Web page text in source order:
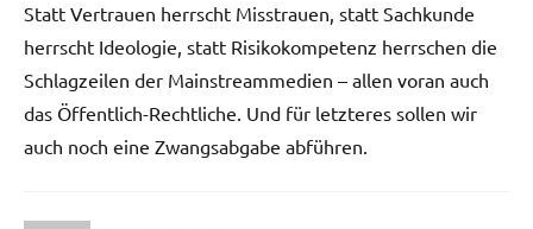
Statt Vertrauen herrscht Misstrauen, statt Sachkunde
herrscht Ideologie, statt Risikokompetenz herrschen die
Schlagzeilen der Mainstreammedien – allen voran auch
das Öffentlich-Rechtliche. Und für letzteres sollen wir
auch noch eine Zwangsabgabe abführen.